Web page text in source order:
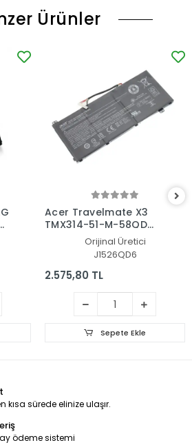
Ürünler
Acer Travelmate X3
TMX314-51-M-58QD
NX.VJVEG.001 Batarya
Orijinal Üretici
J1526QD6
2.575,80 TL
Sepete Ekle
kısa sürede elinize ulaşır.
ödeme sistemi